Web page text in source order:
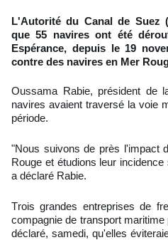
L'Autorité du Canal de Suez
que 55 navires ont été
Espérance, depuis le 19
contre des navires en Mer
Oussama Rabie, président de
navires avaient traversé la voie
période.
"Nous suivons de près l'impact
Rouge et étudions leur
a déclaré Rabie.
Trois grandes entreprises de
compagnie de transport
déclaré, samedi, qu'elles